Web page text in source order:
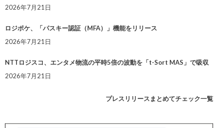
2026年7月21日
ロジポケ、「パスキー認証（MFA）」機能をリリース
2026年7月21日
NTTロジスコ、エンタメ物流の平時5倍の波動を「t-Sort MAS」で吸収
2026年7月21日
プレスリリースまとめてチェック一覧